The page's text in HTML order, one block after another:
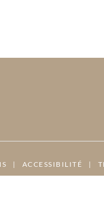
| ACCESSIBILITÉ |